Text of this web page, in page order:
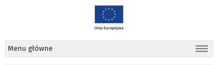
Menu główne